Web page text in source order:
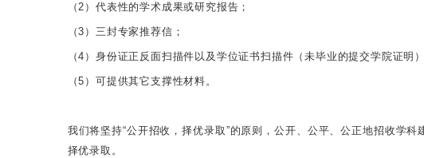
（2）代表性的学术成果或研究报告；
（3）三封专家推荐信；
（4）身份证正反面扫描件以及学位证书扫描件（未毕业的提交学院证明）
（5）可提供其它支撑性材料。
我们将坚持“公开招收，择优录取”的原则，公开、公平、公正地招收学
择优录取。